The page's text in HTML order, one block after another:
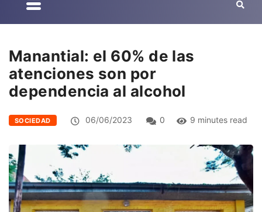
Manantial: el 60% de las
atenciones son por
dependencia al alcohol
SOCIEDAD 06/06/2023 0 9 minutes read